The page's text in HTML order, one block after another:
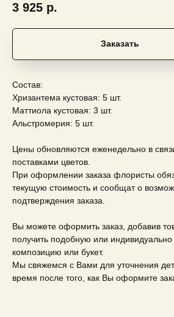
3 925 р.
Заказать
Состав:
Хризантема кустовая: 5 шт.
Маттиола кустовая: 3 шт.
Альстромерия: 5 шт.
Цены обновляются еженедельно в
поставками цветов.
При оформлении заказа флористы
текущую стоимость и сообщат о
подтверждения заказа.
Вы можете оформить заказ, добавив
получить подобную или
композицию или букет.
Мы свяжемся с Вами для уточнения
время после того, как Вы оформите